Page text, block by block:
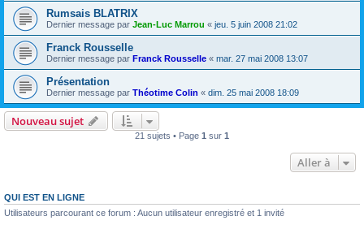
Rumsais BLATRIX
Dernier message par Jean-Luc Marrou « jeu. 5 juin 2008 21:02
Franck Rousselle
Dernier message par Franck Rousselle « mar. 27 mai 2008 13:07
Présentation
Dernier message par Théotime Colin « dim. 25 mai 2008 18:09
Nouveau sujet
21 sujets • Page 1 sur 1
Aller à
QUI EST EN LIGNE
Utilisateurs parcourant ce forum : Aucun utilisateur enregistré et 1 invité